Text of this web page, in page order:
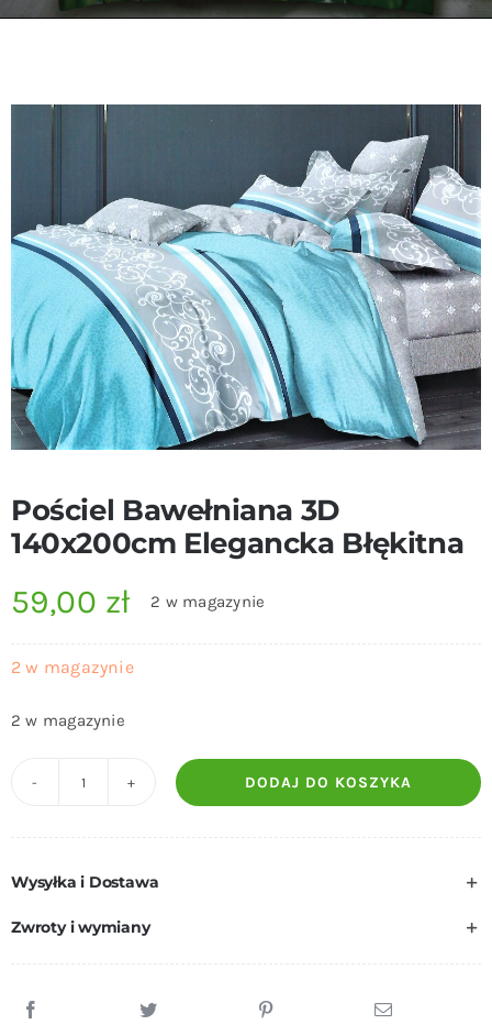
Pościel Bawełniana 3D
140x200cm Elegancka Błękitna
59,00 zł 2 w magazynie
2 w magazynie
2 w magazynie
3D
140x200cm
DODAJ DO KOSZYKA
Wysyłka i Dostawa
Zwroty i wymiany